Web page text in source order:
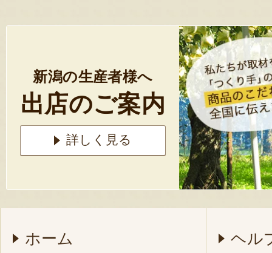
新潟の生産者様へ
出店のご案内
詳しく見る
ホーム ヘル